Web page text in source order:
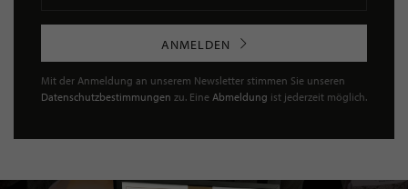
ANMELDEN
Mit der Anmeldung an unserem Newsletter stimmen Sie unseren
Datenschutzbestimmungen zu. Eine Abmeldung ist jederzeit möglich.